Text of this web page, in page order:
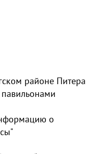
районе Питера
о